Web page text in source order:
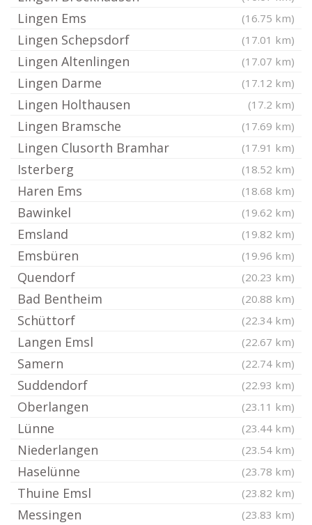
Lingen Ems (16.75 km)
Lingen Schepsdorf (17.01 km)
Lingen Altenlingen (17.07 km)
Lingen Darme (17.12 km)
Lingen Holthausen (17.2 km)
Lingen Bramsche (17.69 km)
Lingen Clusorth Bramhar (17.91 km)
Isterberg (18.52 km)
Haren Ems (18.68 km)
Bawinkel (19.62 km)
Emsland (19.82 km)
Emsbüren (19.96 km)
Quendorf (20.23 km)
Bad Bentheim (20.88 km)
Schüttorf (22.34 km)
Langen Emsl (22.67 km)
Samern (22.74 km)
Suddendorf (22.93 km)
Oberlangen (23.11 km)
Lünne (23.44 km)
Niederlangen (23.54 km)
Haselünne (23.78 km)
Thuine Emsl (23.82 km)
Messingen (23.83 km)